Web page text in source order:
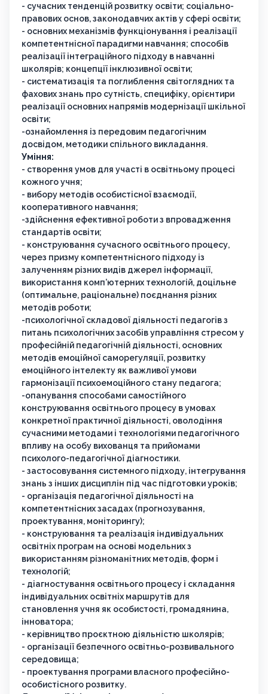
- сучасних тенденцій розвитку освіти; соціально-
правових основ, законодавчих актів у сфері освіти;
- основних механізмів функціонування і реалізації
компетентнісної парадигми навчання; способів
реалізації інтеграційного підходу в навчанні
школярів; концепції інклюзивної освіти;
- систематизація та поглиблення світоглядних та
фахових знань про сутність, специфіку, орієнтири
реалізації основних напрямів модернізації шкільної
освіти;
-ознайомлення із передовим педагогічним
досвідом, методики спільного викладання.
Уміння:
- створення умов для участі в освітньому процесі
кожного учня;
- вибору методів особистісної взаємодії,
кооперативного навчання;
-здійснення ефективної роботи з впровадження
стандартів освіти;
- конструювання сучасного освітнього процесу,
через призму компетентнісного підходу із
залученням різних видів джерел інформації,
використання комп’ютерних технологій, доцільне
(оптимальне, раціональне) поєднання різних
методів роботи;
-психологічної складової діяльності педагогів з
питань психологічних засобів управління стресом у
професійній педагогічній діяльності, основних
методів емоційної саморегуляції, розвитку
емоційного інтелекту як важливої умови
гармонізації психоемоційного стану педагога;
-опанування способами самостійного
конструювання освітнього процесу в умовах
конкретної практичної діяльності, оволодіння
сучасними методами і технологіями педагогічного
впливу на особу вихованця та прийомами
психолого-педагогічної діагностики.
- застосовування системного підходу, інтегрування
знань з інших дисциплін під час підготовки уроків;
- організація педагогічної діяльності на
компетентнісних засадах (прогнозування,
проектування, моніторингу);
- конструювання та реалізація індивідуальних
освітніх програм на основі модельних з
використанням різноманітних методів, форм і
технологій;
- діагностування освітнього процесу і складання
індивідуальних освітніх маршрутів для
становлення учня як особистості, громадянина,
інноватора;
- керівництво проєктною діяльністю школярів;
- організації безпечного освітньо-розвивального
середовища;
- проектування програми власного професійно-
особистісного розвитку.